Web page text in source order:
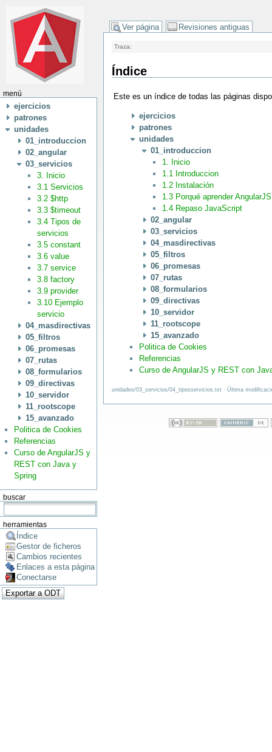
menú
ejercicios
patrones
unidades
01_introduccion
02_angular
03_servicios
3. Inicio
3.1 Servicios
3.2 $http
3.3 $timeout
3.4 Tipos de
servicios
3.5 constant
3.6 value
3.7 service
3.8 factory
3.9 provider
3.10 Ejemplo
servicio
04_masdirectivas
05_filtros
06_promesas
07_rutas
08_formularios
09_directivas
10_servidor
11_rootscope
15_avanzado
Politica de Cookies
Referencias
Curso de AngularJS y
REST con Java y
Spring
buscar
herramientas
Índice
Gestor de ficheros
Cambios recientes
Enlaces a esta página
Conectarse
Ver página Revisiones antiguas
Traza:
Índice
Este es un índice de todas las páginas
ejercicios
patrones
unidades
01_introduccion
1. Inicio
1.1 Introduccion
1.2 Instalación
1.3 Porqué aprender AngularJS
1.4 Repaso JavaScript
02_angular
03_servicios
04_masdirectivas
05_filtros
06_promesas
07_rutas
08_formularios
09_directivas
10_servidor
11_rootscope
15_avanzado
Politica de Cookies
Referencias
Curso de AngularJS y REST con
unidades/03_servicios/04_tiposservicios.txt · Última